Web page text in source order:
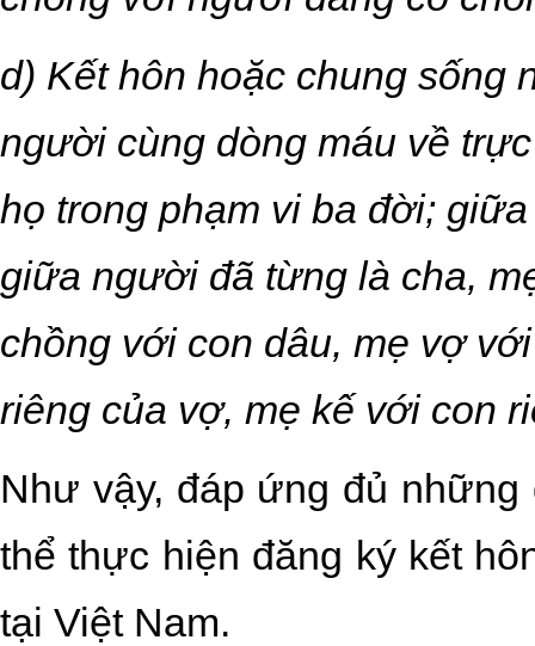
d) Kết hôn hoặc chung sống
người cùng dòng máu về
họ trong phạm vi ba đời;
giữa người đã từng là cha,
chồng với con dâu, mẹ vợ
riêng của vợ, mẹ kế với con
Như vậy, đáp ứng đủ
thể thực hiện đăng ký kết
tại Việt Nam.